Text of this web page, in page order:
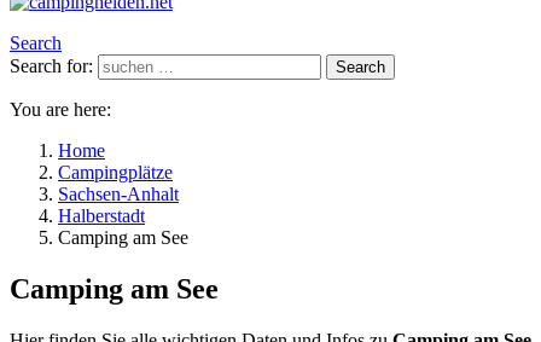
Search
Search for:
Search
You are here:
Home
Campingplätze
Sachsen-Anhalt
Halberstadt
Camping am See
Camping am See